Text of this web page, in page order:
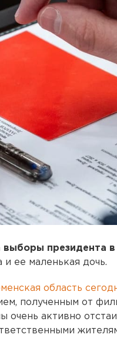
выборы президента в
ее маленькая дочь.
область
полученным от
очень активно